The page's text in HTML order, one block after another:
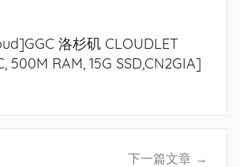
洛杉矶 CLOUDLET
500M RAM, 15G SSD,CN2GIA]
下一篇文章